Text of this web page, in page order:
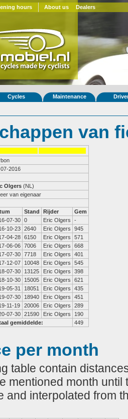
hours About us Dealers
Cycles Maintenance
van
2016
Olgers (NL)
van eigenaar
Stand Rijder
Gem
07-30 0 Eric Olgers
-
10-23 2640 Eric Olgers
945
04-28 6150 Eric Olgers
571
06-06 7006 Eric Olgers
668
07-30 7718 Eric Olgers
401
12-07
10048 Eric Olgers
545
07-30
13125 Eric Olgers
398
10-30
15005 Eric Olgers
621
05-31
18051 Eric Olgers
435
07-30
18940 Eric Olgers
451
11-19
20006 Eric Olgers
289
07-30 21590 Eric Olgers
190
gemiddelde:
449
per month
table contain
mentioned month
and interpolated from